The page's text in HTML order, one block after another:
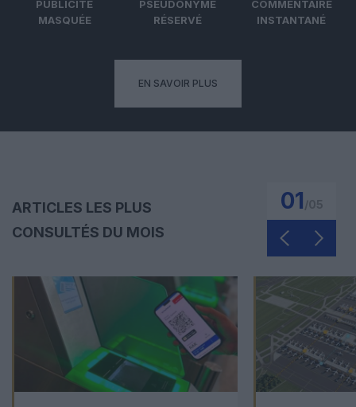
PUBLICITÉ
MASQUÉE
PSEUDONYME
RÉSERVÉ
COMMENTAIRE
INSTANTANÉ
EN SAVOIR PLUS
ARTICLES LES PLUS
CONSULTÉS DU MOIS
01